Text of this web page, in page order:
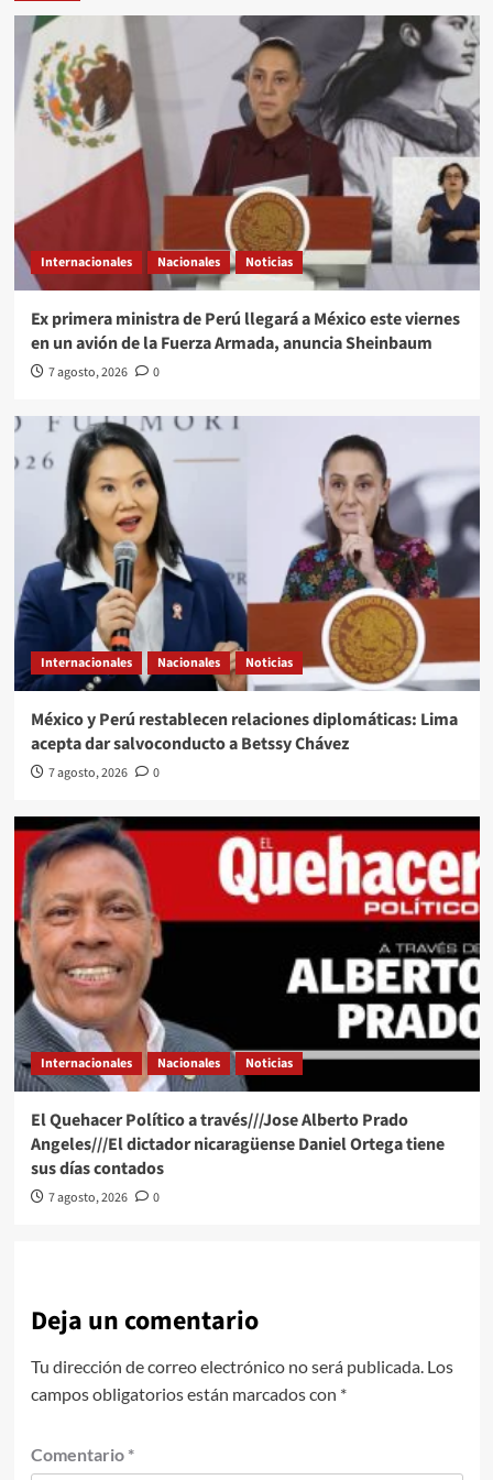
Internacionales Nacionales Noticias
Ex primera ministra de Perú llegará a México este viernes
en un avión de la Fuerza Armada, anuncia Sheinbaum
7 agosto, 2026 0
Internacionales Nacionales Noticias
México y Perú restablecen relaciones diplomáticas: Lima
acepta dar salvoconducto a Betssy Chávez
7 agosto, 2026 0
Internacionales Nacionales Noticias
El Quehacer Político a través///Jose Alberto Prado
Angeles///El dictador nicaragüense Daniel Ortega tiene
sus días contados
7 agosto, 2026 0
Deja un comentario
Tu dirección de correo electrónico no será publicada. Los
campos obligatorios están marcados con *
Comentario *